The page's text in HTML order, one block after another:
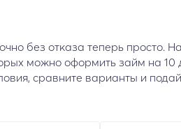
без отказа теперь просто.
можно оформить займ на 10
сравните варианты и